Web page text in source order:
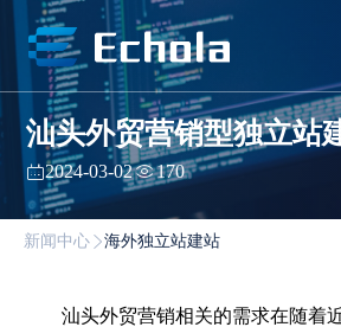
汕头外贸营销型独立站
2024-03-02 170
新闻中心 海外独立站建站
汕头外贸营销相关的需求在随着